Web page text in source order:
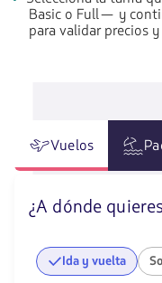
Basic o Full— y
para validar precios
Vuelos
¿A dónde
Ida y vuelta